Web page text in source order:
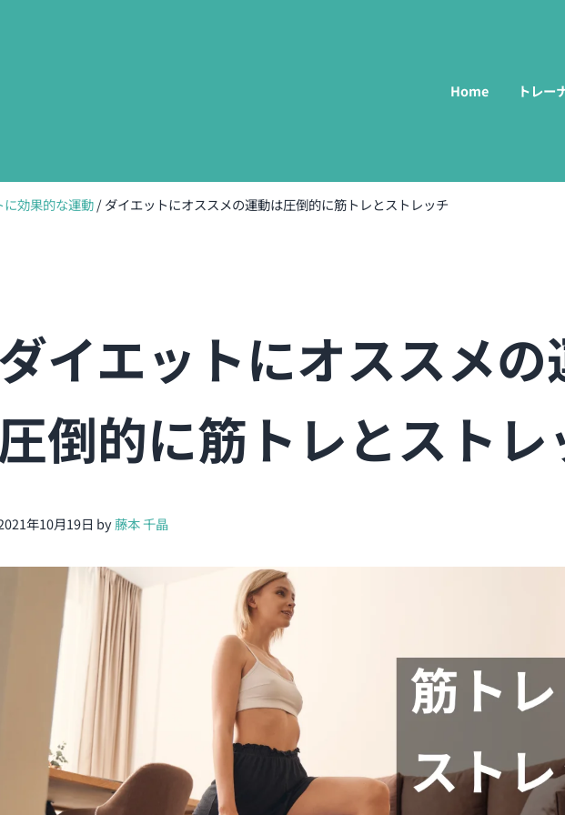
Home トレー
に効果的な運動/ダイエットにオススメの運動は圧倒的に筋トレとストレッチ
ダイエットにオススメの
圧倒的に筋トレとストレ
年10月19日 by藤本 千晶